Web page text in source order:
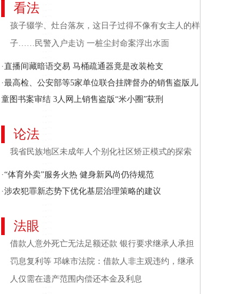
看法
孩子辍学、灶台落灰，这日子过得不像有女主人的样
子……民警入户走访 一桩尘封命案浮出水面
·直播间藏暗语交易 马桶疏通器竟是改装枪支
·最高检、公安部等5家单位联合挂牌督办的销售盗版儿
童图书案审结 3人网上销售盗版“米小圈”获刑
论法
我省民族地区未成年人个别化社区矫正模式的探索
·“体育外卖”服务火热 健身新风尚仍待规范
·涉农犯罪新态势下优化基层治理策略的建议
法眼
借款人意外死亡无法足额还款 银行要求继承人承担
罚息复利等 邛崃市法院：借款人非主观违约，继承
人仅需在遗产范围内偿还本金及利息